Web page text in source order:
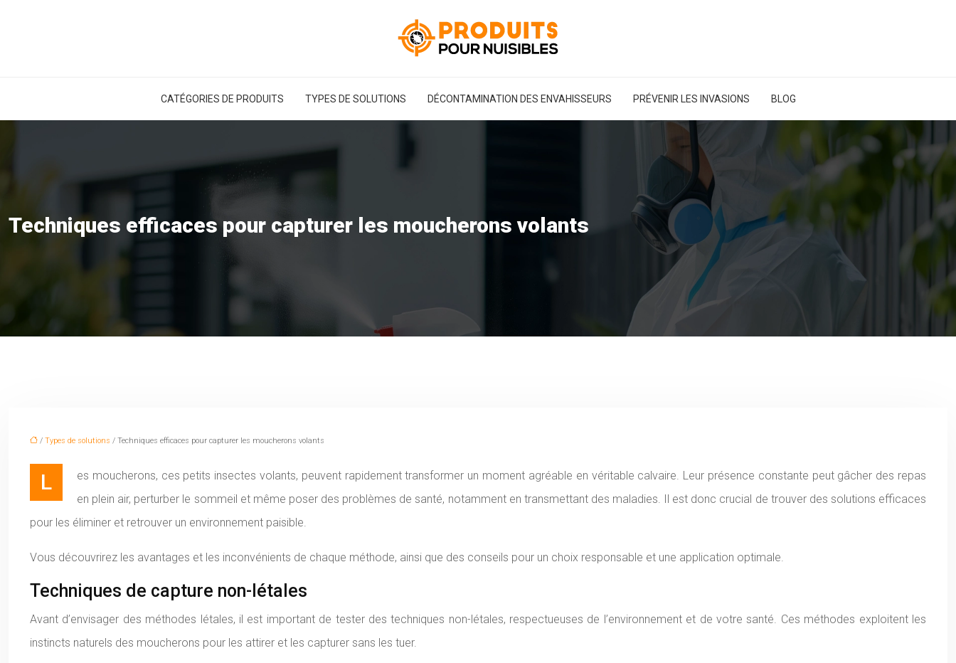
CATÉGORIES DE PRODUITS TYPES DE SOLUTIONS DÉCONTAMINATION DES ENVAHISSEURS PRÉVENIR LES INVASIONS BLOG
Techniques efficaces pour capturer les moucherons volants
/ Types de solutions / Techniques efficaces pour capturer les moucherons volants
Les moucherons, ces petits insectes volants, peuvent rapidement transformer un moment agréable en véritable calvaire. Leur présence constante peut gâcher des repas
en plein air, perturber le sommeil et même poser des problèmes de santé, notamment en transmettant des maladies. Il est donc crucial de trouver des solutions efficaces
pour les éliminer et retrouver un environnement paisible.
Vous découvrirez les avantages et les inconvénients de chaque méthode, ainsi que des conseils pour un choix responsable et une application optimale.
Techniques de capture non-létales
Avant d’envisager des méthodes létales, il est important de tester des techniques non-létales, respectueuses de l’environnement et de votre santé. Ces méthodes exploitent les
instincts naturels des moucherons pour les attirer et les capturer sans les tuer.